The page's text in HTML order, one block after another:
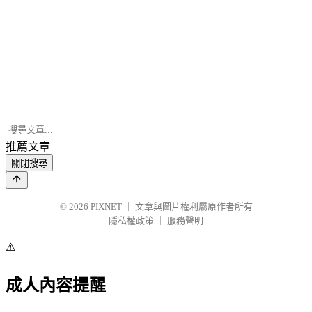
推薦文章
關閉搜尋
© 2026 PIXNET
文章與圖片權利屬原作者所有
隱私權政策
服務聲明
⚠️
成人內容提醒